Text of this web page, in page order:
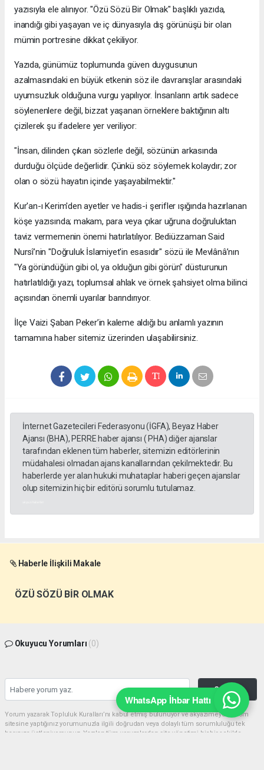
yazısıyla ele alınıyor. "Özü Sözü Bir Olmak" başlıklı yazıda,
inandığı gibi yaşayan ve iç dünyasıyla dış görünüşü bir olan
mümin portresine dikkat çekiliyor.
​Yazıda, günümüz toplumunda güven duygusunun
azalmasındaki en büyük etkenin söz ile davranışlar arasındaki
uyumsuzluk olduğuna vurgu yapılıyor. İnsanların artık sadece
söylenenlere değil, bizzat yaşanan örneklere baktığının altı
çizilerek şu ifadelere yer veriliyor:
​"İnsan, dilinden çıkan sözlerle değil, sözünün arkasında
durduğu ölçüde değerlidir. Çünkü söz söylemek kolaydır; zor
olan o sözü hayatın içinde yaşayabilmektir."
​Kur'an-ı Kerim'den ayetler ve hadis-i şerifler ışığında hazırlanan
köşe yazısında; makam, para veya çıkar uğruna doğruluktan
taviz vermemenin önemi hatırlatılıyor. Bediüzzaman Said
Nursî’nin "Doğruluk İslamiyet'in esasıdır" sözü ile Mevlânâ’nın
"Ya göründüğün gibi ol, ya olduğun gibi görün" düsturunun
hatırlatıldığı yazı, toplumsal ahlak ve örnek şahsiyet olma bilinci
açısından önemli uyarılar barındırıyor.
​İlçe Vaizi Şaban Peker’in kaleme aldığı bu anlamlı yazının
tamamına haber sitemiz üzerinden ulaşabilirsiniz.
İnternet Gazetecileri Federasyonu (İGFA), Beyaz Haber
Ajansı (BHA), PERRE haber ajansı ( PHA) diğer ajanslar
tarafından eklenen tüm haberler, sitemizin editörlerinin
müdahalesi olmadan ajans kanallarından çekilmektedir. Bu
haberlerde yer alan hukuki muhataplar haberi geçen ajanslar
olup sitemizin hiç bir editörü sorumlu tutulamaz.
Haberle İlişkili Makale
ÖZÜ SÖZÜ BİR OLMAK
Okuyucu Yorumları (0)
Gönder
Yorum yazarak Topluluk Kuralları’nı kabul etmiş bulunuyor ve akyazimeydan.com
sitesine yaptığınız yorumunuzla ilgili doğrudan veya dolaylı tüm sorumluluğu tek
başınıza üstleniyorsunuz. Yazılan tüm yorumlardan site yönetimi hiçbir şekilde
WhatsApp İhbar Hattı